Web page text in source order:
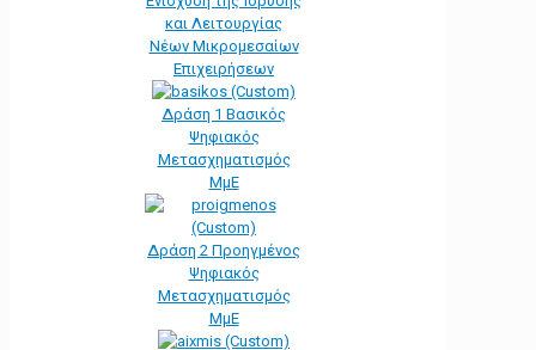
και Λειτουργίας
Νέων Μικρομεσαίων
Επιχειρήσεων
Δράση 1 Βασικός
Ψηφιακός
Μετασχηματισμός
ΜμΕ
Δράση 2 Προηγμένος
Ψηφιακός
Μετασχηματισμός
ΜμΕ